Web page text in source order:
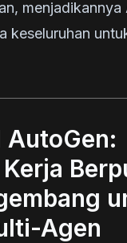
menjadikannya
keseluruhan
AutoGen:
Agen